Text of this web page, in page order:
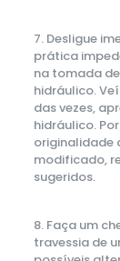
7. Desligue
prática
na tomada
hidráulico.
das vezes,
hidráulico.
originalidade
modificado,
sugeridos.
8. Faça um
travessia de